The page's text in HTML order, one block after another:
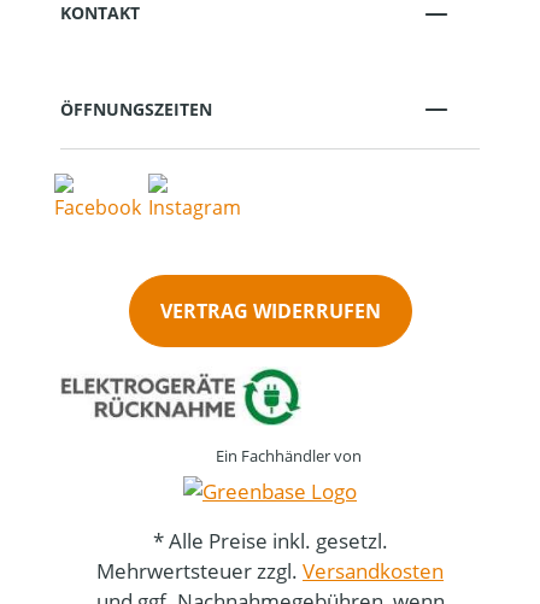
KONTAKT
ÖFFNUNGSZEITEN
VERTRAG WIDERRUFEN
Ein Fachhändler von
* Alle Preise inkl. gesetzl.
Mehrwertsteuer zzgl. Versandkosten